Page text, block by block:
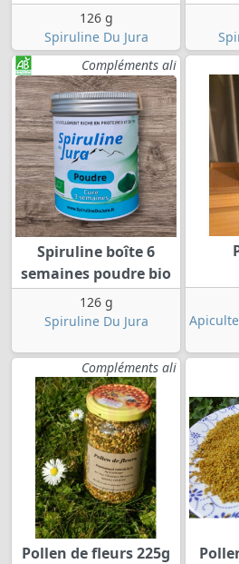
126 g
Spiruline Du Jura
Compléments ali
Spiruline boîte 6
semaines poudre bio
126 g
Spiruline Du Jura
Compléments ali
Pollen de fleurs 225g